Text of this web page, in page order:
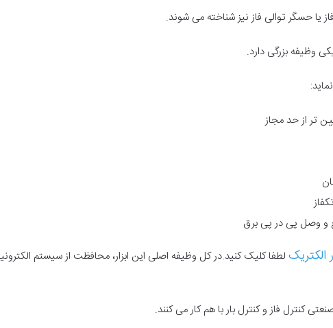
یا حسگر توالی فاز نیز شناخته می شوند.
وظیفه بزرگی دارد.
تر از حد مجاز
و وصل پی در پی برق
لطفا کلیک کنید.در کل وظیفه اصلی این ابزار، محافظت از سیستم
کنترل فاز و کنترل بار با هم کار می کنند.